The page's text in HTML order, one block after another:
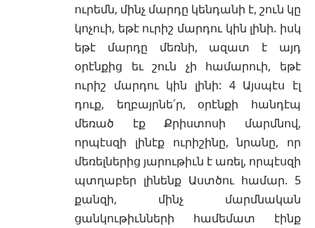
ուրեմն, մինչ մարդը կենդանի է, շուն կը
կոչուի, եթէ ուրիշ մարդու կին լինի. իսկ
եթէ մարդը մեռնի, ազատ է այդ
օրէնքից եւ շուն չի համարուի, եթէ
ուրիշ մարդու կին լինի: 4 Այսպէս էլ
դուք, եղբայրնե՛ր, օրէնքի հանդէպ
մեռած էք Քրիստոսի մարմնով,
որպէսզի լինէք ուրիշինը, նրանը, որ
մեռելներից յարութիւն է առել, որպէսզի
պտղաբեր լինենք Աստծու համար. 5
քանզի, մինչ մարմնական
ցանկութիւնների համեմատ էինք